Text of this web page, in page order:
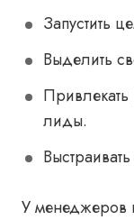
Запустить
Выделить
Привлекать
лиды.
У менеджеров